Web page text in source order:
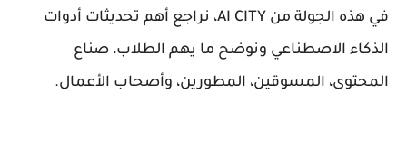
في هذه الجولة من AI CITY، نراجع أهم تحديثات أدوات
الذكاء الاصطناعي ونوضح ما يهم الطلاب، صناع
المحتوى، المسوقين، المطورين، وأصحاب الأعمال.